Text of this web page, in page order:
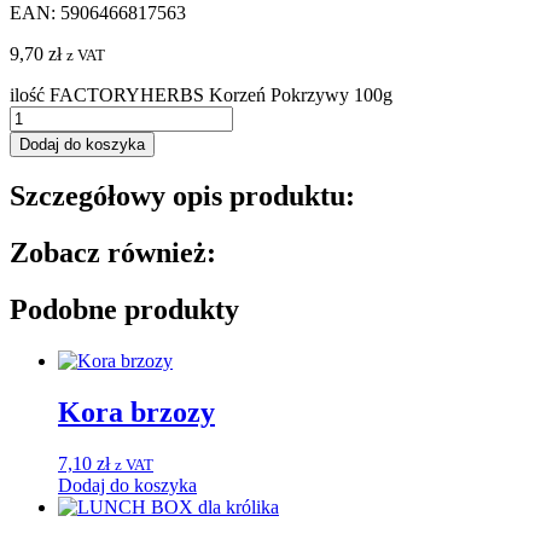
EAN: 5906466817563
9,70 zł z VAT
ilość FACTORYHERBS Korzeń Pokrzywy 100g
Dodaj do koszyka
Szczegółowy opis produktu:
Zobacz również:
Podobne produkty
Kora brzozy
7,10 zł z VAT
Dodaj do koszyka